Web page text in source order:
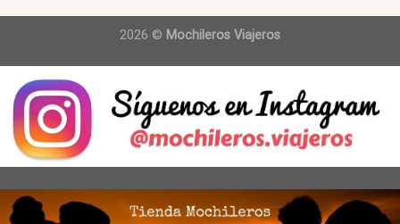
2026 © Mochileros Viajeros